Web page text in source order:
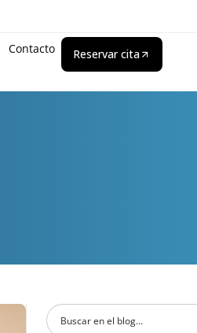
Contacto Reservar cita